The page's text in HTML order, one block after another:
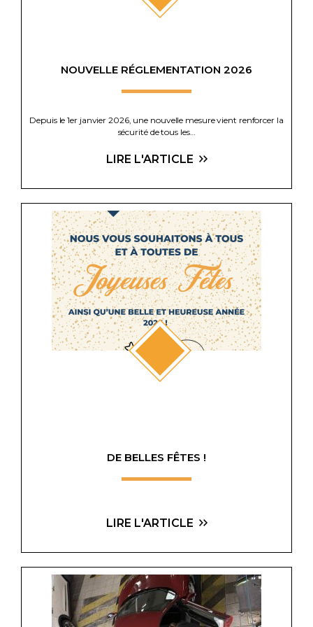
NOUVELLE RÉGLEMENTATION 2026
Depuis le 1er janvier 2026, une nouvelle mesure vient renforcer la
sécurité de tous les…
LIRE L'ARTICLE
DE BELLES FÊTES !
LIRE L'ARTICLE